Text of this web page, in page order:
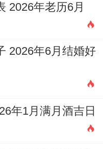
2026年老历6月
2026年6月结婚好
年1月满月酒吉日